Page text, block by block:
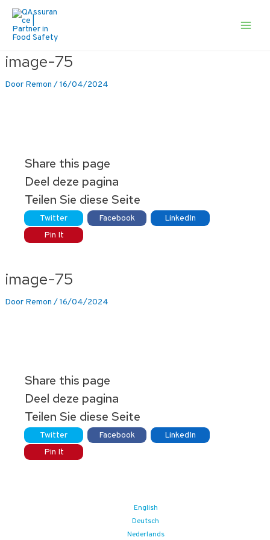
naar
image-75
Door Remon /16/04/2024
Share this page
Deel deze pagina
Teilen Sie diese Seite
Twitter Facebook
LinkedIn
Pin It
image-75
Door Remon /16/04/2024
Share this page
Deel deze pagina
Teilen Sie diese Seite
Twitter Facebook
LinkedIn
Pin It
English
Deutsch
Nederlands